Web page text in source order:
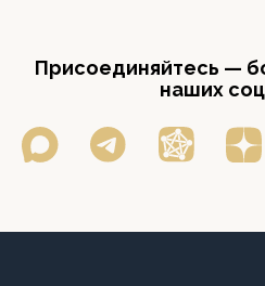
Присоединяйтесь —
наших